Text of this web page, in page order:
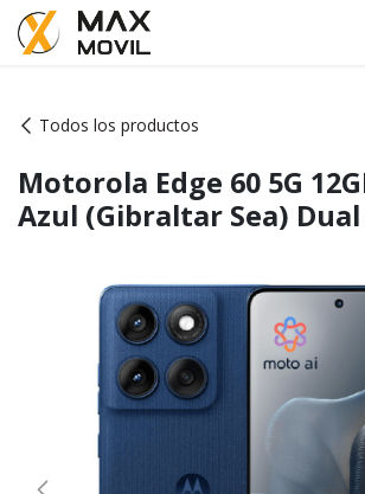
Ir al contenido
Todos los productos
Motorola Edge 60 5G
Azul (Gibraltar Sea) Dual